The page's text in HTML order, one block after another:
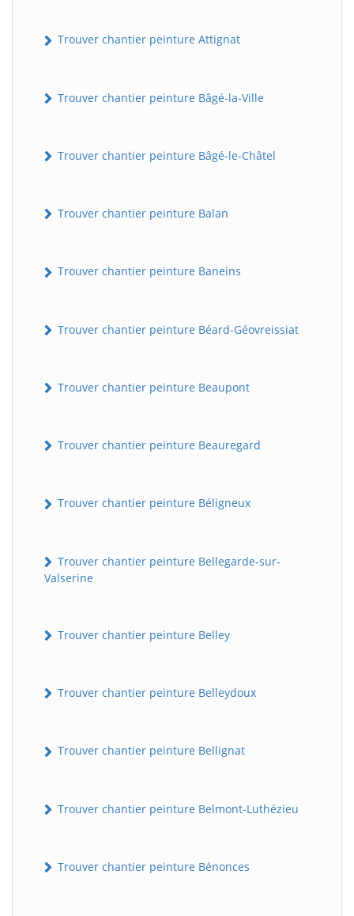
Trouver chantier peinture Attignat
Trouver chantier peinture Bâgé-la-Ville
Trouver chantier peinture Bâgé-le-Châtel
Trouver chantier peinture Balan
Trouver chantier peinture Baneins
Trouver chantier peinture Béard-Géovreissiat
Trouver chantier peinture Beaupont
Trouver chantier peinture Beauregard
Trouver chantier peinture Béligneux
Trouver chantier peinture Bellegarde-sur-
Valserine
Trouver chantier peinture Belley
Trouver chantier peinture Belleydoux
Trouver chantier peinture Bellignat
Trouver chantier peinture Belmont-Luthézieu
Trouver chantier peinture Bénonces